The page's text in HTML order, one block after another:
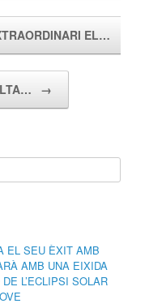
EL…
→
EL SEU ÈXIT AMB
AMB UNA EIXIDA
L’ECLIPSI SOLAR